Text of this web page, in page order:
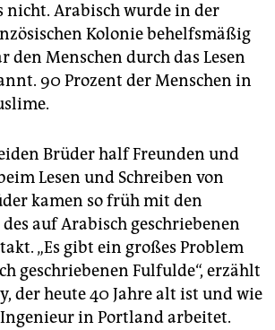
nicht. Arabisch wurde in der
Kolonie behelfsmäßig
den Menschen durch das Lesen
90 Prozent der Menschen in
Brüder half Freunden und
Lesen und Schreiben von
kamen so früh mit den
auf Arabisch geschriebenen
„Es gibt ein großes Problem
geschriebenen Fulfulde“, erzählt
der heute 40 Jahre alt ist und wie
in Portland arbeitet.